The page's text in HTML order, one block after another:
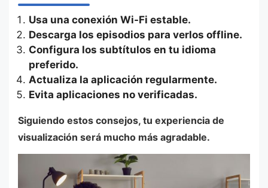
Usa una conexión Wi-Fi estable.
Descarga los episodios para verlos offline.
Configura los subtítulos en tu idioma
preferido.
Actualiza la aplicación regularmente.
Evita aplicaciones no verificadas.
Siguiendo estos consejos, tu experiencia de
visualización será mucho más agradable.